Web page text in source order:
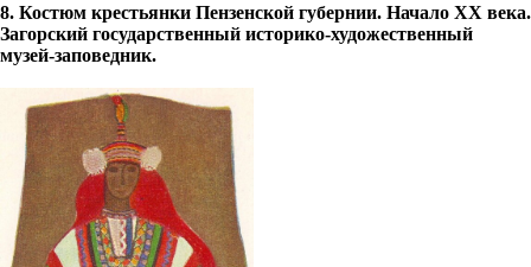
8. Костюм крестьянки Пензенской губернии. Начало ХХ века.
Загорский государственный историко-художественный
музей-заповедник.